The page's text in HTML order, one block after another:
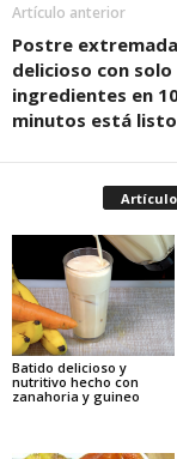
Artículo anterior
Postre
delicioso con solo
ingredientes en
minutos está listo
Batido delicioso y
nutritivo hecho con
zanahoria y guineo